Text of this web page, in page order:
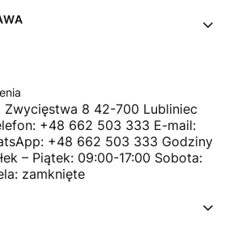
Zwycięstwa 8 42-700 Lubliniec
+48 662 503 333 E-mail:
+48 662 503 333 Godziny
– Piątek: 09:00-17:00 Sobota:
zamknięte